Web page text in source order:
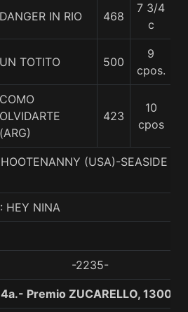
DANGER IN RIO 468
7 3/4
c
UN TOTITO 500
9
cpos.
COMO
OLVIDARTE
(ARG)
423
10
cpos
(USA)-SEASIDE
HEY NINA
-2235-
4a.- Premio ZUCARELLO, 1300